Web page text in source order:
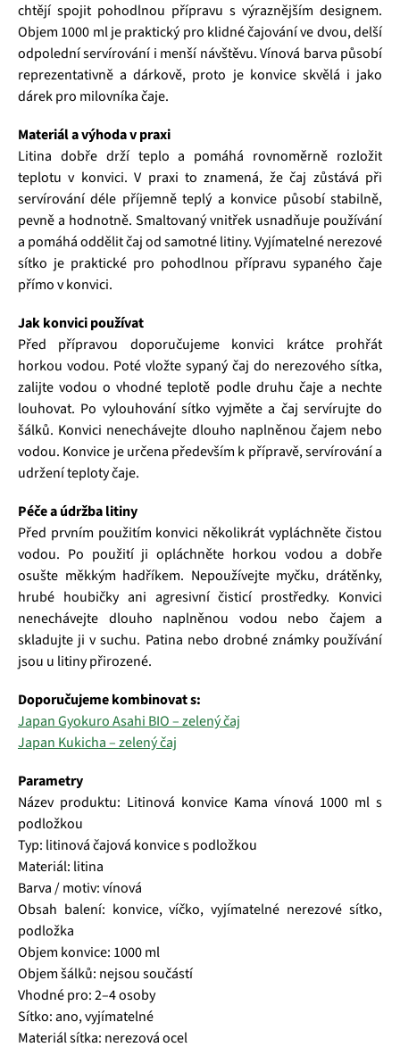
chtějí spojit pohodlnou přípravu s výraznějším designem.
Objem 1000 ml je praktický pro klidné čajování ve dvou, delší
odpolední servírování i menší návštěvu. Vínová barva působí
reprezentativně a dárkově, proto je konvice skvělá i jako
dárek pro milovníka čaje.
Materiál a výhoda v praxi
Litina dobře drží teplo a pomáhá rovnoměrně rozložit
teplotu v konvici. V praxi to znamená, že čaj zůstává při
servírování déle příjemně teplý a konvice působí stabilně,
pevně a hodnotně. Smaltovaný vnitřek usnadňuje používání
a pomáhá oddělit čaj od samotné litiny. Vyjímatelné nerezové
sítko je praktické pro pohodlnou přípravu sypaného čaje
přímo v konvici.
Jak konvici používat
Před přípravou doporučujeme konvici krátce prohřát
horkou vodou. Poté vložte sypaný čaj do nerezového sítka,
zalijte vodou o vhodné teplotě podle druhu čaje a nechte
louhovat. Po vylouhování sítko vyjměte a čaj servírujte do
šálků. Konvici nenechávejte dlouho naplněnou čajem nebo
vodou. Konvice je určena především k přípravě, servírování a
udržení teploty čaje.
Péče a údržba litiny
Před prvním použitím konvici několikrát vypláchněte čistou
vodou. Po použití ji opláchněte horkou vodou a dobře
osušte měkkým hadříkem. Nepoužívejte myčku, drátěnky,
hrubé houbičky ani agresivní čisticí prostředky. Konvici
nenechávejte dlouho naplněnou vodou nebo čajem a
skladujte ji v suchu. Patina nebo drobné známky používání
jsou u litiny přirozené.
Doporučujeme kombinovat s:
Japan Gyokuro Asahi BIO – zelený čaj
Japan Kukicha – zelený čaj
Parametry
Název produktu: Litinová konvice Kama vínová 1000 ml s
podložkou
Typ: litinová čajová konvice s podložkou
Materiál: litina
Barva / motiv: vínová
Obsah balení: konvice, víčko, vyjímatelné nerezové sítko,
podložka
Objem konvice: 1000 ml
Objem šálků: nejsou součástí
Vhodné pro: 2–4 osoby
Sítko: ano, vyjímatelné
Materiál sítka: nerezová ocel